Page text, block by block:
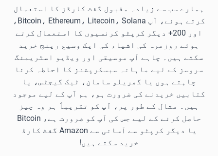
ہمارے سب سے زیادہ مقبول گفٹ کارڈز کا استعمال
کرتے ہوئے، آپ Bitcoin، Ethereum، Litecoin، Solana،
اور 200+ دیگر کرپٹو کرنسیوں کا استعمال کرتے
ہوئے روزمرہ کی اشیاء کی ایک وسیع رینج خرید
سکتے ہیں۔ چاہے آپ موسیقی اور ویڈیو اسٹریمنگ
سروسز کے لیے ماہانہ سبسکرپشنز کا احاطہ کرنا
چاہتے ہوں یا گھریلو سامان، ٹیک گیجٹس، یا
کتابیں خریدنے کی ضرورت ہو، ہم آپ کے لیے موجود
ہیں۔ مثال کے طور پر، آپ کو تقریباً ہر وہ چیز
حاصل کرنے کے لیے جس کی آپ کو ضرورت ہے، Bitcoin
یا دیگر کرپٹو سے آسانی سے Amazon گفٹ کارڈ
خرید سکتے ہیں!